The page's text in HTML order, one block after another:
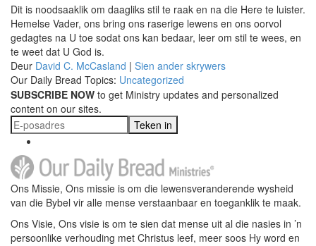
Dit is noodsaaklik om daagliks stil te raak en na die Here te luister.
Hemelse Vader, ons bring ons raserige lewens en ons oorvol
gedagtes na U toe sodat ons kan bedaar, leer om stil te wees, en
te weet dat U God is.
Deur David C. McCasland | Sien ander skrywers
Our Daily Bread Topics: Uncategorized
SUBSCRIBE NOW to get Ministry updates and personalized
content on our sites.
Teken in
Ons Missie, Ons missie is om die lewensveranderende wysheid
van die Bybel vir alle mense verstaanbaar en toeganklik te maak.
Ons Visie, Ons visie is om te sien dat mense uit al die nasies in ’n
persoonlike verhouding met Christus leef, meer soos Hy word en